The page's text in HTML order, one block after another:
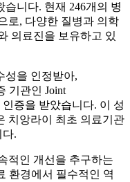
니다. 현재 246개의 병
로, 다양한 질병과 의학
의료진을 보유하고 있
성을 인정받아,
기관인 Joint
인증을 받았습니다. 이 성
치앙라이 최초 의료기관
.
적인 개선을 추구하는
환경에서 필수적인 역